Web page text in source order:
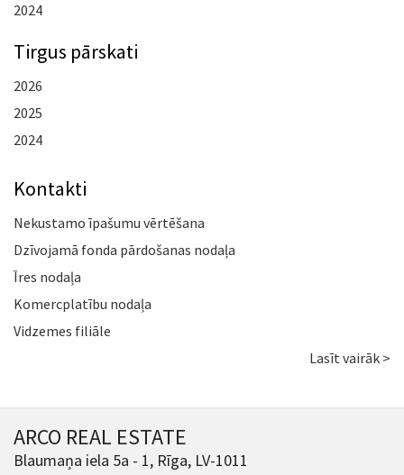
2024
Tirgus pārskati
2026
2025
2024
Kontakti
Nekustamo īpašumu vērtēšana
Dzīvojamā fonda pārdošanas nodaļa
Īres nodaļa
Komercplatību nodaļa
Vidzemes filiāle
Lasīt vairāk >
ARCO REAL ESTATE
Blaumaņa iela 5a - 1, Rīga, LV-1011